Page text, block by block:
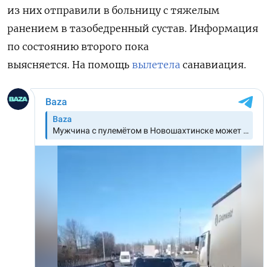
из них отправили в больницу с тяжелым
ранением в тазобедренный сустав. Информация
по состоянию второго пока
выясняется. На помощь вылетела санавиация.